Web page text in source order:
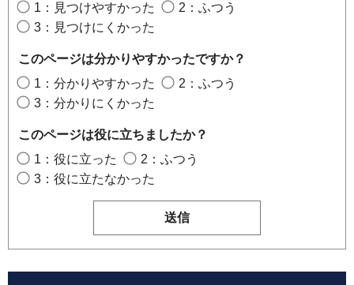
1：見つけやすかった
2：ふつう
3：見つけにくかった
このページは分かりやすかったですか？
1：分かりやすかった
2：ふつう
3：分かりにくかった
このページは役に立ちましたか？
1：役に立った
2：ふつう
3：役に立たなかった